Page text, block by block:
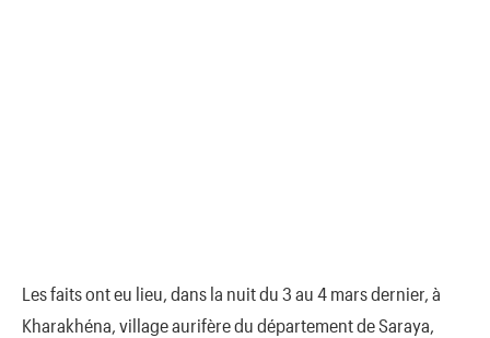
Les faits ont eu lieu, dans la nuit du 3 au 4 mars dernier, à
Kharakhéna, village aurifère du département de Saraya,